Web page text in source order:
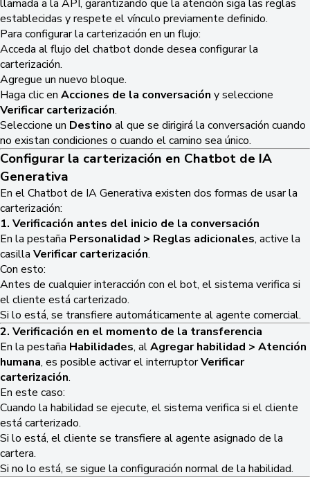
llamada a la API, garantizando que la atención siga las reglas
establecidas y respete el vínculo previamente definido.
Para configurar la carterización en un flujo:
Acceda al flujo del chatbot donde desea configurar la
carterización.
Agregue un nuevo bloque.
Haga clic en Acciones de la conversación y seleccione
Verificar carterización.
Seleccione un Destino al que se dirigirá la conversación cuando
no existan condiciones o cuando el camino sea único.
Configurar la carterización en Chatbot de IA
Generativa
En el Chatbot de IA Generativa existen dos formas de usar la
carterización:
1. Verificación antes del inicio de la conversación
En la pestaña Personalidad > Reglas adicionales, active la
casilla Verificar carterización.
Con esto:
Antes de cualquier interacción con el bot, el sistema verifica si
el cliente está carterizado.
Si lo está, se transfiere automáticamente al agente comercial.
2. Verificación en el momento de la transferencia
En la pestaña Habilidades, alAgregar habilidad > Atención
humana, es posible activar el interruptorVerificar
carterización.
En este caso:
Cuando la habilidad se ejecute, el sistema verifica si el cliente
está carterizado.
Si lo está, el cliente se transfiere al agente asignado de la
cartera.
Si no lo está, se sigue la configuración normal de la habilidad.